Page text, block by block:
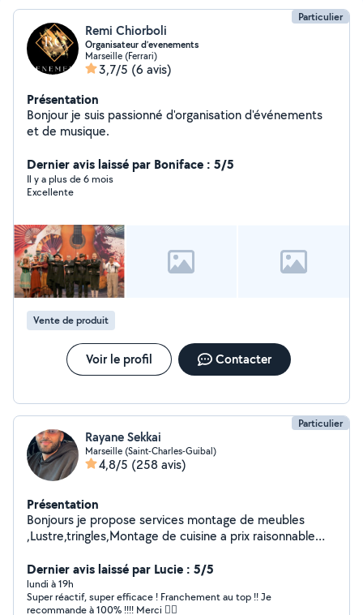
Particulier
Remi Chiorboli
Organisateur d’evenements
Marseille (Ferrari)
3,7/5 (6 avis)
Présentation
Bonjour je suis passionné d'organisation d'événements
et de musique.
Dernier avis laissé par Boniface : 5/5
Il y a plus de 6 mois
Excellente
Vente de produit
Voir le profil Contacter
Particulier
Rayane Sekkai
Marseille (Saint-Charles-Guibal)
4,8/5 (258 avis)
Présentation
Bonjours je propose services montage de meubles
,Lustre,tringles,Montage de cuisine a prix raisonnable
Dernier avis laissé par Lucie : 5/5
lundi à 19h
Super réactif, super efficace ! Franchement au top !! Je
recommande à 100% !!!! Merci 👍🏻